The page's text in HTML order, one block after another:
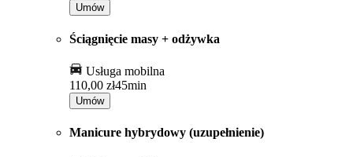
Umów
Ściągnięcie masy + odżywka
Usługa mobilna
110,00 zł45min
Umów
Manicure hybrydowy (uzupełnienie)